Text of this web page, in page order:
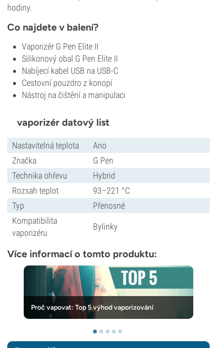
hodiny.
Co najdete v balení?
Vaporizér G Pen Elite II
Silikonový obal G Pen Elite II
Nabíjecí kabel USB na USB-C
Cestovní pouzdro z konopí
Nástroj na čištění a manipulaci
vaporizér datový list
Nastavitelná teplota
Ano
Značka
G Pen
Technika ohřevu
Hybrid
Rozsah teplot
93–221 °C
Typ
Přenosné
Kompatibilita
vaporizéru
Bylinky
Více informací o tomto produktu:
Proč vapovat: Top 5 výhod vaporizování